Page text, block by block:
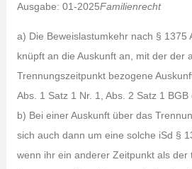
Ausgabe: 01-2025Familienrecht
a) Die Beweislastumkehr nach § 1375
knüpft an die Auskunft an, mit der der
Trennungszeitpunkt bezogene
Abs. 1 Satz 1 Nr. 1, Abs. 2 Satz 1 BGB
b) Bei einer Auskunft über das
sich auch dann um eine solche iSd §
wenn ihr ein anderer Zeitpunkt als der